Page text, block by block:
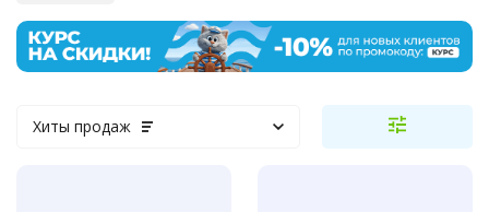
Хиты продаж